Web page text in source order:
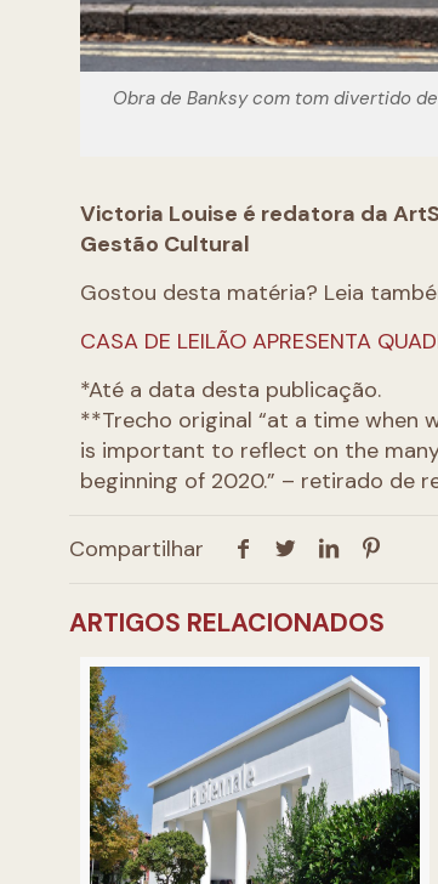
Obra de Banksy com tom divertido
Victoria Louise é redatora da
Gestão Cultural
Gostou desta matéria? Leia
CASA DE LEILÃO APRESENTA
*Até a data desta publicação.
**Trecho original “at a time when
is important to reflect on the
beginning of 2020.” – retirado de
Compartilhar
ARTIGOS RELACIONADOS